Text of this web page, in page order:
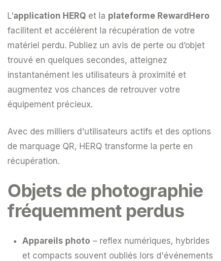
L’application HERQ et la plateforme RewardHero
facilitent et accélèrent la récupération de votre
matériel perdu. Publiez un avis de perte ou d’objet
trouvé en quelques secondes, atteignez
instantanément les utilisateurs à proximité et
augmentez vos chances de retrouver votre
équipement précieux.
Avec des milliers d'utilisateurs actifs et des options
de marquage QR, HERQ transforme la perte en
récupération.
Objets de photographie
fréquemment perdus
Appareils photo – reflex numériques, hybrides
et compacts souvent oubliés lors d'événements